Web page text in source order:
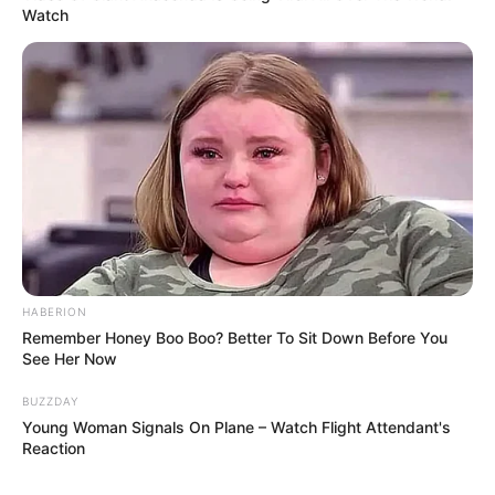
Gyógyszerek áfája: lenulláznák
A program egyik legerősebb pontja, hogy a
vényköteles gyógyszerek teljesen áfamentessé
válnának, ami azonnali megtakarítást jelentene a
Watch
HABERION
Remember Honey Boo Boo? Better To Sit Down Before You
See Her Now
BUZZDAY
Young Woman Signals On Plane – Watch Flight Attendant's
Reaction